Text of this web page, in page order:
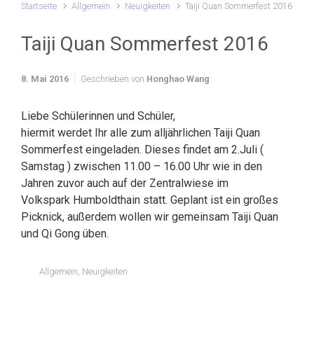
Startseite Allgemein Neuigkeiten Taiji Quan Sommerfest 2016
Taiji Quan Sommerfest 2016
8. Mai 2016 Geschrieben von Honghao Wang
Liebe Schülerinnen und Schüler,
hiermit werdet Ihr alle zum alljährlichen Taiji Quan
Sommerfest eingeladen. Dieses findet am 2.Juli (
Samstag ) zwischen 11.00 – 16.00 Uhr wie in den
Jahren zuvor auch auf der Zentralwiese im
Volkspark Humboldthain statt. Geplant ist ein großes
Picknick, außerdem wollen wir gemeinsam Taiji Quan
und Qi Gong üben.
Allgemein, Neuigkeiten